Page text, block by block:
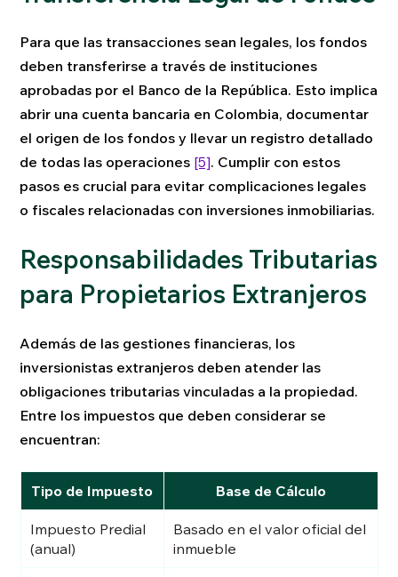
Para que las transacciones sean legales, los fondos
deben transferirse a través de instituciones
aprobadas por el Banco de la República. Esto implica
abrir una cuenta bancaria en Colombia, documentar
el origen de los fondos y llevar un registro detallado
de todas las operaciones [5]. Cumplir con estos
pasos es crucial para evitar complicaciones legales
o fiscales relacionadas con inversiones inmobiliarias.
Responsabilidades Tributarias
para Propietarios Extranjeros
Además de las gestiones financieras, los
inversionistas extranjeros deben atender las
obligaciones tributarias vinculadas a la propiedad.
Entre los impuestos que deben considerar se
encuentran:
Tipo de Impuesto Base de Cálculo
Impuesto Predial
(anual)
Basado en el valor oficial del
inmueble